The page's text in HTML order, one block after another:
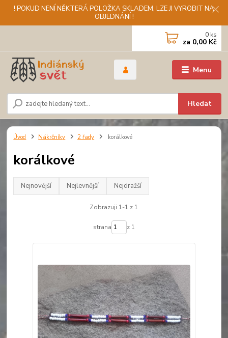
! POKUD NENÍ NĚKTERÁ POLOŽKA SKLADEM, LZE JI VYROBIT NA
OBJEDNÁNÍ !
Menu
Hledat
0 ks
za 0,00 Kč
Úvod Nákrčníky 2 řady korálkové
korálkové
Nejnovější Nejlevnější Nejdražší
Zobrazuji 1-1 z 1
strana z 1